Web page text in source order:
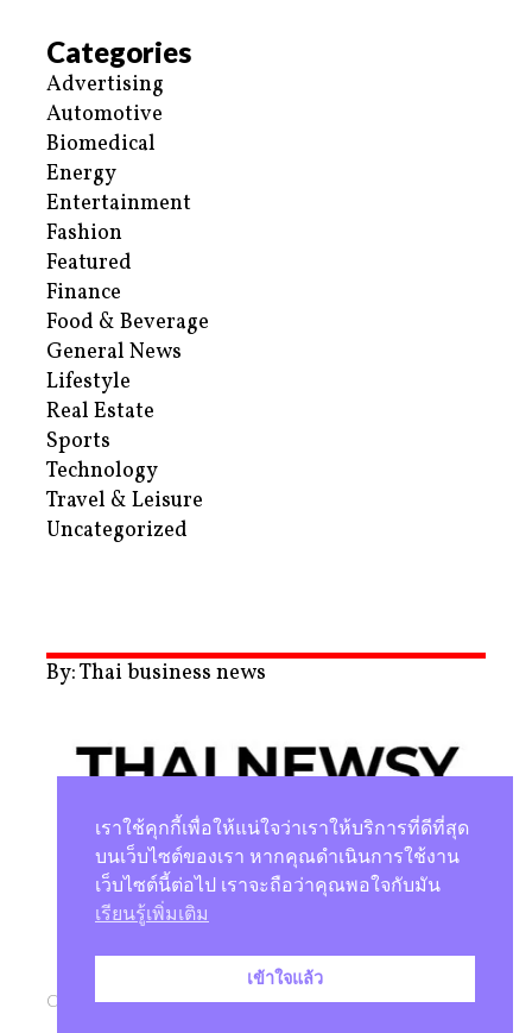
Categories
Advertising
Automotive
Biomedical
Energy
Entertainment
Fashion
Featured
Finance
Food & Beverage
General News
Lifestyle
Real Estate
Sports
Technology
Travel & Leisure
Uncategorized
By: Thai business news
นโยบายความเป็นส่วนตัว
Copyright © 2026 |Studio Magenta Co., Ltd.
เราใช้คุกกี้เพื่อให้แน่ใจว่าเราให้บริการที่ดีที่สุด
บนเว็บไซต์ของเรา หากคุณดำเนินการใช้งาน
เว็บไซต์นี้ต่อไป เราจะถือว่าคุณพอใจกับมัน
เรียนรู้เพิ่มเติม
เข้าใจแล้ว